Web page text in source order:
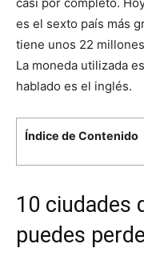
es el sexto país más
tiene unos 22
La moneda utilizada
hablado es el inglés.
Índice de Contenido
10 ciudades
puedes